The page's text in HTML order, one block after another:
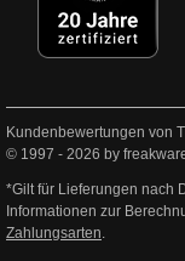
Kundenbewertungen von
© 1997 - 2026 by
*Gilt für Lieferungen nach
Informationen zur
Zahlungsarten.